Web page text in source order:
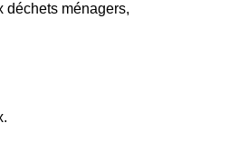
déchets ménagers,